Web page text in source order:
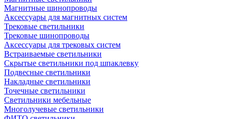
Магнитные шинопроводы
Аксессуары для магнитных систем
Трековые светильники
Трековые шинопроводы
Аксессуары для трековых систем
Встраиваемые светильники
Скрытые светильники под шпаклевку
Подвесные светильники
Накладные светильники
Точечные светильники
Светильники мебельные
Многолучевые светильники